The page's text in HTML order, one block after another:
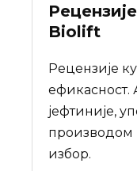
Biolift
Рецензије
ефикасност.
јефтиније,
производом
избор.